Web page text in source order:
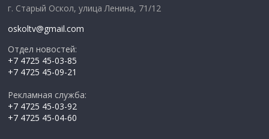
г. Старый Оскол, улица Ленина, 71/12
oskoltv@gmail.com
Отдел новостей:
+7 4725 45-03-85
+7 4725 45-09-21
Рекламная служба:
+7 4725 45-03-92
+7 4725 45-04-60